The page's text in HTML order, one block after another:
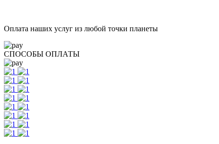
Оплата наших услуг из любой точки планеты
СПОСОБЫ ОПЛАТЫ